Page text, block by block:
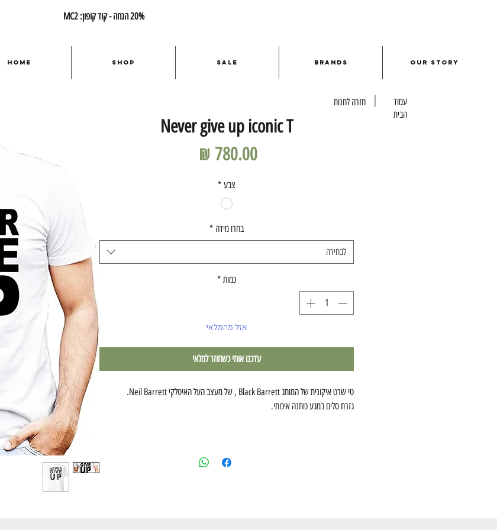
עמוד
הבית
חזרה לחנות
Never give up iconic T
צבע *
בחרו מידה *
לבחירה
כמות *
אזל מהמלאי
עדכנו אותי כשחוזר למלאי
גזרת סלים במגע כותנה איכותי.
20% הנחה - קוד קופון: MC2
Home Shop Sale Brands Our Story